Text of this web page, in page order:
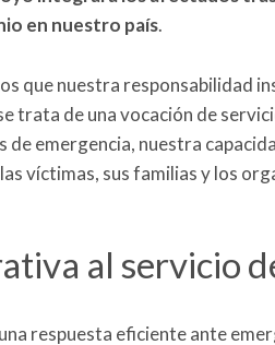
en nuestro país.
que nuestra responsabilidad
trata de una vocación de
de emergencia, nuestra
víctimas, sus familias y los
al servicio
respuesta eficiente ante